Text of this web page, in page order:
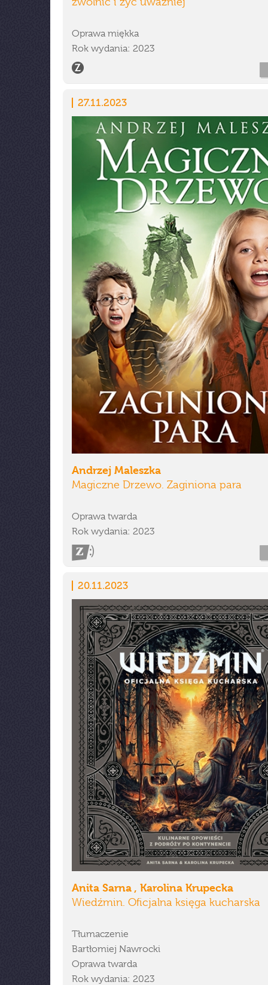
Oprawa miękka
Rok wydania: 2023
27.11.2023
Andrzej Maleszka
Magiczne Drzewo. Zaginiona para
Oprawa twarda
Rok wydania: 2023
20.11.2023
Anita Sarna , Karolina Krupecka
Wiedźmin. Oficjalna księga kucharska
Tłumaczenie
Bartłomiej Nawrocki
Oprawa twarda
Rok wydania: 2023